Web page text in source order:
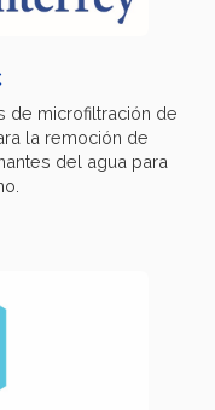
de microfiltración de
la remoción de
del agua para